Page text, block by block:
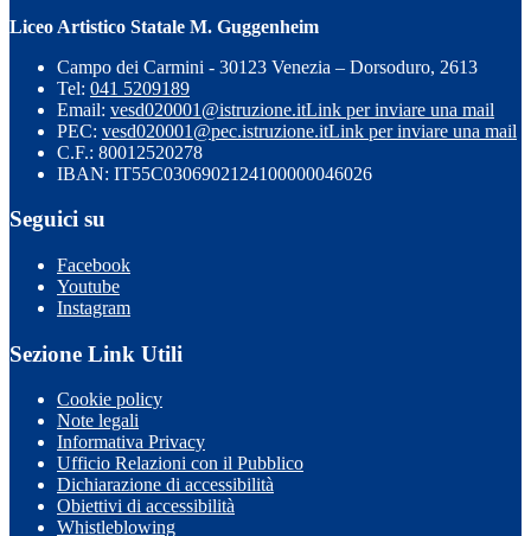
Liceo Artistico Statale M. Guggenheim
Campo dei Carmini - 30123 Venezia – Dorsoduro, 2613
Tel: 041 5209189
Email: vesd020001@istruzione.itLink per inviare una mail
PEC: vesd020001@pec.istruzione.itLink per inviare una mail
C.F.: 80012520278
IBAN: IT55C0306902124100000046026
Seguici su
Facebook
Youtube
Instagram
Sezione Link Utili
Cookie policy
Note legali
Informativa Privacy
Ufficio Relazioni con il Pubblico
Dichiarazione di accessibilità
Obiettivi di accessibilità
Whistleblowing